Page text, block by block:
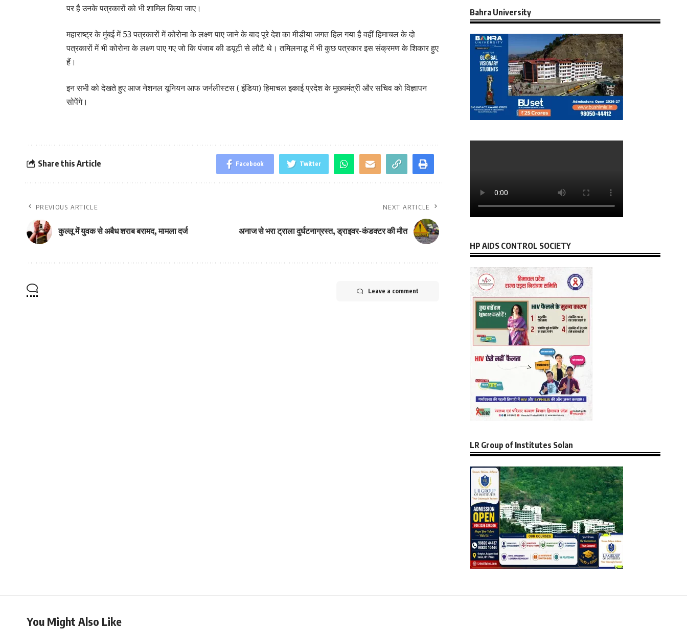
पर है उनके पत्रकारों को भी शामिल किया जाए।
महाराष्ट्र के मुंबई में 53 पत्रकारों में कोरोना के लक्ष्ण पाए जाने के बाद पूरे देश का मीडीया जगत हिल गया है वहीं हिमाचल के दो
पत्रकारों में भी कोरोना के लक्ष्ण पाए गए जो कि पंजाब की डयूटी से लौटै थे। तमिलनाडू में भी कुछ पत्रकार इस संक्रमण के शिकार हुए
हैं।
इन सभी को देखते हुए आज नेशनल यूनियन आफ जर्नलीस्टस ( इंडिया) हिमाचल इकाई प्रदेश के मुख़्यमंत्री और सचिव को विज्ञापन
सोपेंगे।
Share this Article Facebook Twitter
PREVIOUS ARTICLE
कुल्लू में युवक से अबैध शराब बरामद, मामला दर्ज
NEXT ARTICLE
अनाज से भरा ट्राला दुर्घटनाग्रस्त, ड्राइवर-कंडक्टर की मौत
Leave a comment
Bahra University
HP AIDS CONTROL SOCIETY
LR Group of Institutes Solan
You Might Also Like